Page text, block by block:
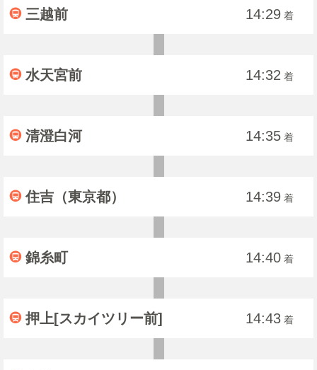
三越前 14:29 着
水天宮前 14:32 着
清澄白河 14:35 着
住吉（東京都） 14:39 着
錦糸町 14:40 着
押上[スカイツリー前] 14:43 着